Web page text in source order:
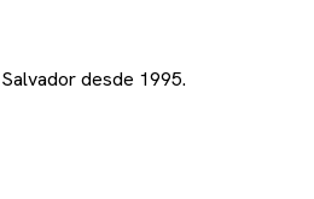
desde 1995.